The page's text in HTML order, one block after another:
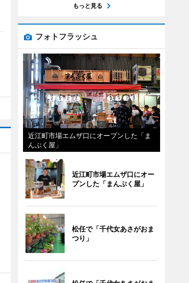
もっと見る
フォトフラッシュ
近江町市場エムザ口にオープンした「ま
んぷく屋」
近江町市場エムザ口にオー
プンした「まんぷく屋」
松任で「千代女あさがおま
つり」